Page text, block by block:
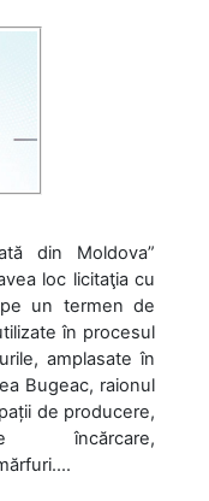
din Moldova”
loc licitaţia cu
un termen de
în procesul
amplasate în
Bugeac, raionul
de producere,
încărcare,